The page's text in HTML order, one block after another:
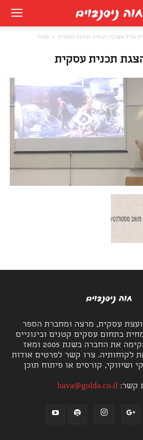
גליל מערבי: הנחיה וניהול התכנית
מנהל
תכנית עסקית
יועצת עסקית, מרצה ומחברת הספר
בתחום עסקים קטנים ובינוניים
בישראל. חוה הקימה את החברה בשנת 2005 ומאז
לקוחותיה. צרו קשר לפרטים אודות
ושיווקי, קורסים או פיתוח תוכן
קשר:hava@golda.co.il